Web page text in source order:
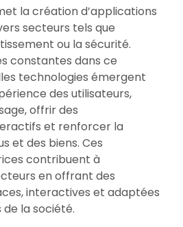
la création d’applications
secteurs tels que
ou la sécurité.
constantes dans ce
technologies émergent
des utilisateurs,
offrir des
et renforcer la
et des biens. Ces
contribuent à
en offrant des
interactives et adaptées
la société.